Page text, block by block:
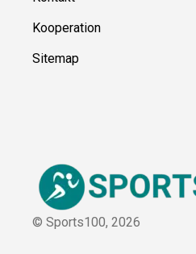
Kooperation
Sitemap
© Sports100, 2026